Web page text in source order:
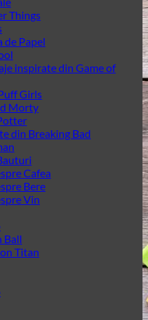
Things
de Papel
inspirate din Game of
Girls
Morty
din Breaking Bad
Cafea
Bere
Vin
Ball
Titan